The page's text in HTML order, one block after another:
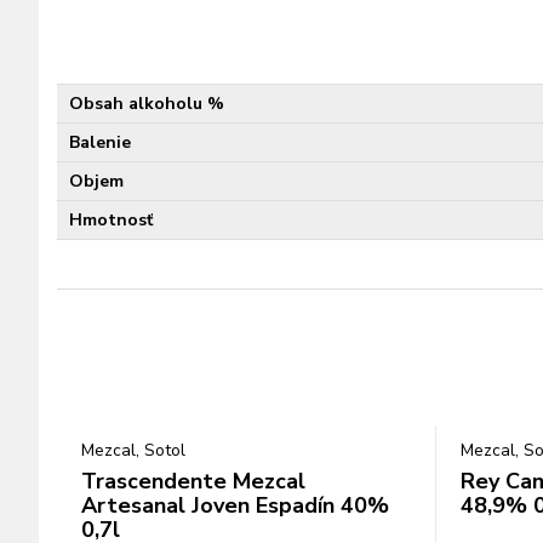
Obsah alkoholu %
Balenie
Objem
Hmotnosť
Mezcal, Sotol
Trascendente Mezcal
Artesanal Joven Espadín 40%
0,7l
Mezcal,
Rey
48,9%